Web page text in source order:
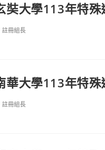
奘大學113年特
註冊組長
華大學113年特
註冊組長